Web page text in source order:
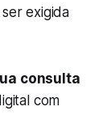
exigida
consulta
com